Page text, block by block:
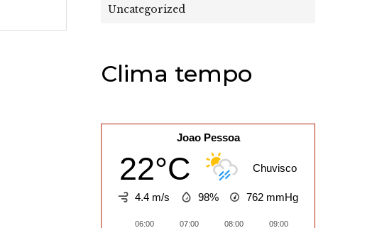
Uncategorized
Clima tempo
Joao Pessoa
22°C Chuvisco
4.4 m/s 98% 762 mmHg
06:00 07:00 08:00 09:00